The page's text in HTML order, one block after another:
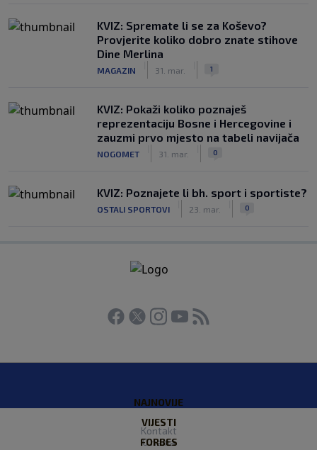
KVIZ: Spremate li se za Koševo?
Provjerite koliko dobro znate stihove
Dine Merlina
MAGAZIN 31. mar. 1
KVIZ: Pokaži koliko poznaješ
reprezentaciju Bosne i Hercegovine i
zauzmi prvo mjesto na tabeli navijača
NOGOMET 31. mar. 0
KVIZ: Poznajete li bh. sport i sportiste?
OSTALI SPORTOVI 23. mar. 0
NAJNOVIJE
VIJESTI
FORBES
Kontakt
O nama